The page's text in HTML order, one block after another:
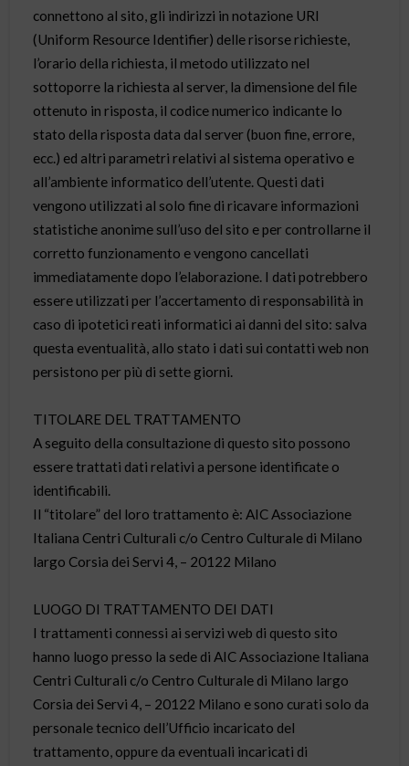
connettono al sito, gli indirizzi in notazione URI
(Uniform Resource Identifier) delle risorse richieste,
l’orario della richiesta, il metodo utilizzato nel
sottoporre la richiesta al server, la dimensione del file
ottenuto in risposta, il codice numerico indicante lo
stato della risposta data dal server (buon fine, errore,
ecc.) ed altri parametri relativi al sistema operativo e
all’ambiente informatico dell’utente. Questi dati
vengono utilizzati al solo fine di ricavare informazioni
statistiche anonime sull’uso del sito e per controllarne il
corretto funzionamento e vengono cancellati
immediatamente dopo l’elaborazione. I dati potrebbero
essere utilizzati per l’accertamento di responsabilità in
caso di ipotetici reati informatici ai danni del sito: salva
questa eventualità, allo stato i dati sui contatti web non
persistono per più di sette giorni.
TITOLARE DEL TRATTAMENTO
A seguito della consultazione di questo sito possono
essere trattati dati relativi a persone identificate o
identificabili.
Il “titolare” del loro trattamento è: AIC Associazione
Italiana Centri Culturali c/o Centro Culturale di Milano
largo Corsia dei Servi 4, – 20122 Milano
LUOGO DI TRATTAMENTO DEI DATI
I trattamenti connessi ai servizi web di questo sito
hanno luogo presso la sede di AIC Associazione Italiana
Centri Culturali c/o Centro Culturale di Milano largo
Corsia dei Servi 4, – 20122 Milano e sono curati solo da
personale tecnico dell’Ufficio incaricato del
trattamento, oppure da eventuali incaricati di